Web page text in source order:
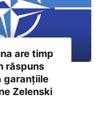
are timp
răspuns
garanțiile
Zelenski